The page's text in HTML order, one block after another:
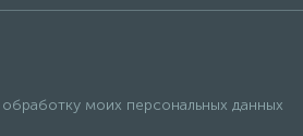
моих персональных данных